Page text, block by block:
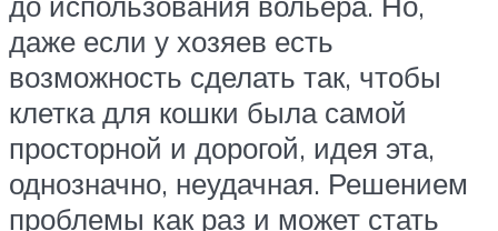
даже если у хозяев есть
возможность сделать так, чтобы
клетка для кошки была самой
просторной и дорогой, идея эта,
однозначно, неудачная. Решением
проблемы как раз и может стать